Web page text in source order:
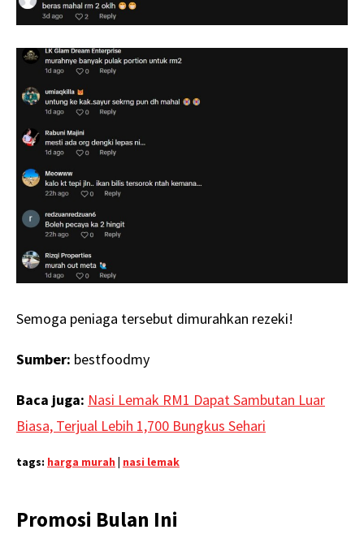
Semoga peniaga tersebut dimurahkan rezeki!
Sumber: bestfoodmy
Baca juga: Nasi Lemak RM1 Dapat Sambutan Luar
Biasa, Terjual Lebih 1,700 Bungkus Sehari
tags: harga murah nasi lemak
Promosi Bulan Ini